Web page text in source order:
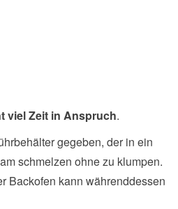
viel Zeit in Anspruch.
gegeben, der in ein
schmelzen ohne zu klumpen.
Backofen kann währenddessen